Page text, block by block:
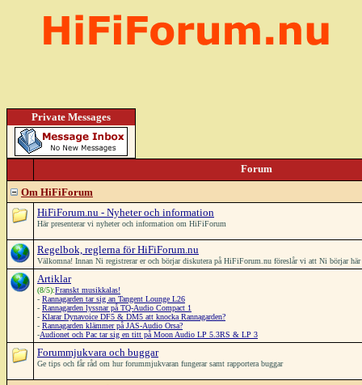
Private Messages
Forum
Om HiFiForum
HiFiForum.nu - Nyheter och information
Här presenterar vi nyheter och information om HiFiForum
Regelbok, reglerna för HiFiForum.nu
Välkomna! Innan Ni registrerar er och börjar diskutera på HiFiForum.nu föreslår vi att Ni börjar
Artiklar
(8/5):Franskt musikkalas!
- Rannagarden tar sig an Tangent Lounge L26
- Rannagarden lyssnar på TQ-Audio Compact 1
- Klarar Dynavoice DF5 & DM5 att knocka Rannagarden?
- Rannagarden klämmer på JAS-Audio Orsa?
-Audionet och Pac tar sig en titt på Moon Audio LP 5.3RS & LP 3
Forummjukvara och buggar
Ge tips och får råd om hur forummjukvaran fungerar samt rapportera buggar